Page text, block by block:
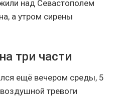
над Севастополем
а утром сирены
три части
ещё вечером среды, 5
тревоги